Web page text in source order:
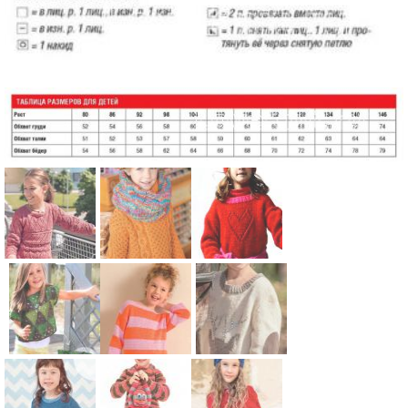
Схема:
детский
пуловер с
ажурными
узорами для
детей
Схема:
свитер для
девочки с
узором из
сот для
детей
Схема:
пуловер с
ажурным
сердцем и
шапочка
для девочки
Схема:
Схема:
Схема: